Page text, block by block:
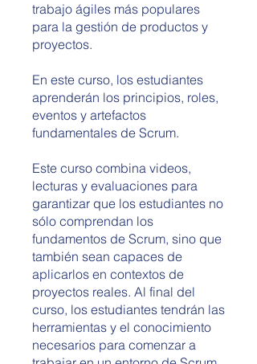
trabajo ágiles más populares
para la gestión de productos y
proyectos.
En este curso, los estudiantes
aprenderán los principios, roles,
eventos y artefactos
fundamentales de Scrum.
Este curso combina videos,
lecturas y evaluaciones para
garantizar que los estudiantes no
sólo comprendan los
fundamentos de Scrum, sino que
también sean capaces de
aplicarlos en contextos de
proyectos reales. Al final del
curso, los estudiantes tendrán las
herramientas y el conocimiento
necesarios para comenzar a